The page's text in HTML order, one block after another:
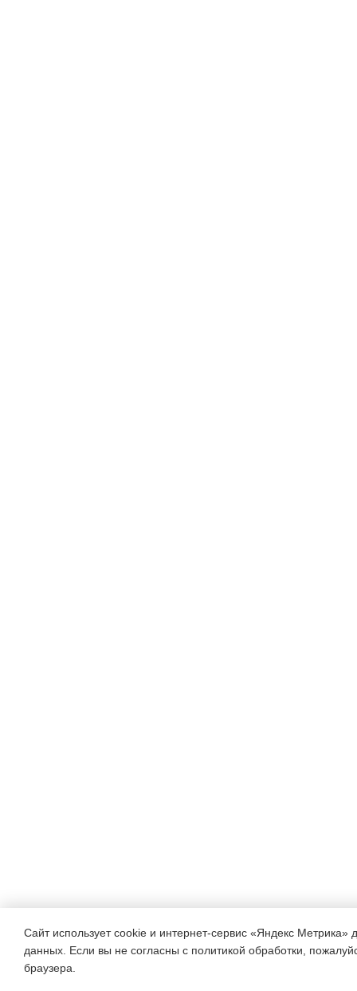
Сайт использует cookie и интернет-сервис «Яндекс Метрика»
данных. Если вы не согласны с политикой обработки,
браузера.